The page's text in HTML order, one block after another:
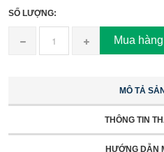
SỐ LƯỢNG:
Mua hàng
MÔ TẢ
THÔNG TIN
HƯỚNG DẪN